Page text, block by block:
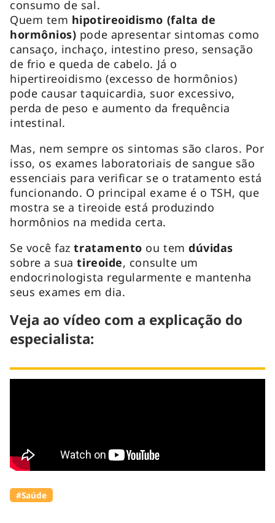
consumo de sal.
Quem tem hipotireoidismo (falta de
hormônios) pode apresentar sintomas como
cansaço, inchaço, intestino preso, sensação
de frio e queda de cabelo. Já o
hipertireoidismo (excesso de hormônios)
pode causar taquicardia, suor excessivo,
perda de peso e aumento da frequência
intestinal.
Mas, nem sempre os sintomas são claros. Por
isso, os exames laboratoriais de sangue são
essenciais para verificar se o tratamento está
funcionando. O principal exame é o TSH, que
mostra se a tireoide está produzindo
hormônios na medida certa.
Se você faztratamento ou temdúvidas
sobre a suatireoide, consulte um
endocrinologista regularmente e mantenha
seus exames em dia.
Veja ao vídeo com a explicação do
especialista:
#Saúde